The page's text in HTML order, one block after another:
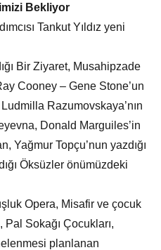
Bekliyor
Tankut Yıldız yeni
Bir Ziyaret, Musahipzade
Cooney – Gene Stone’un
Razumovskaya’nın
Donald Marguiles’in
Yağmur Topçu’nun yazdığı
Öksüzler önümüzdeki
Opera, Misafir ve çocuk
Pal Sokağı Çocukları,
planlanan